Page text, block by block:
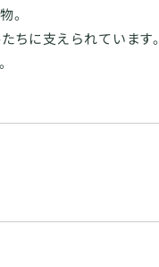
。
ちに支えられています。